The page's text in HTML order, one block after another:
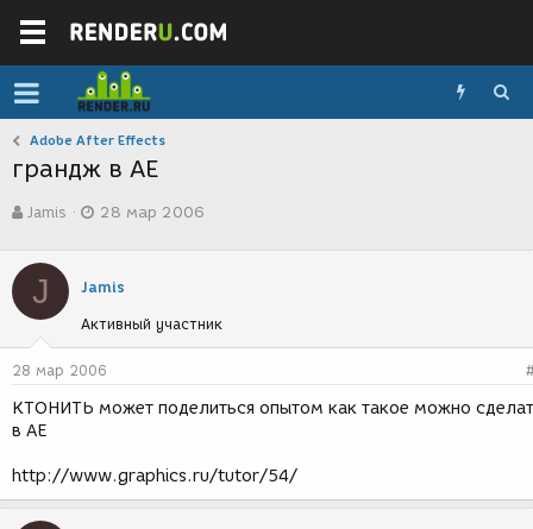
Adobe After Effects
грандж в АЕ
в
о
т
е
м
ы
Jamis
а
с
з
д
а
и
28 мар 2006
J Jamis
Активный участник
28 мар 2006
КТОНИТЬ может поделиться опытом как такое можно
в АЕ
http://www.graphics.ru/tutor/54/